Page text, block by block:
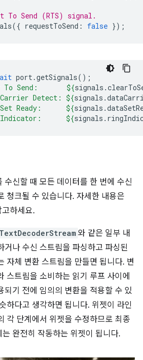
To Send (RTS) signal.
({ requestToSend : false });
port.getSignals();
To Send: ${signals .
Detect: ${signals .
Set Ready: ${signals .
Indicator: ${signals .
수신할 때 모든 데이터를 한 번에 수신
청크될 수 있습니다. 자세한 내용은
고하세요.
TextDecoderStream 와 같은 일부 내
거나 수신 스트림을 파싱하고 파싱된
자체 변환 스트림을 만들면 됩니다. 변
스트림을 소비하는 읽기 루프 사이에
되기 전에 임의의 변환을 적용할 수 있
하다고 생각하면 됩니다. 위젯이 라인
각 단계에서 위젯을 수정하므로 최종
완전히 작동하는 위젯이 됩니다.